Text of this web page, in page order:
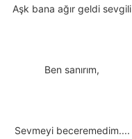
Aşk bana ağır geldi sevgili
Ben sanırım,
Sevmeyi beceremedim....